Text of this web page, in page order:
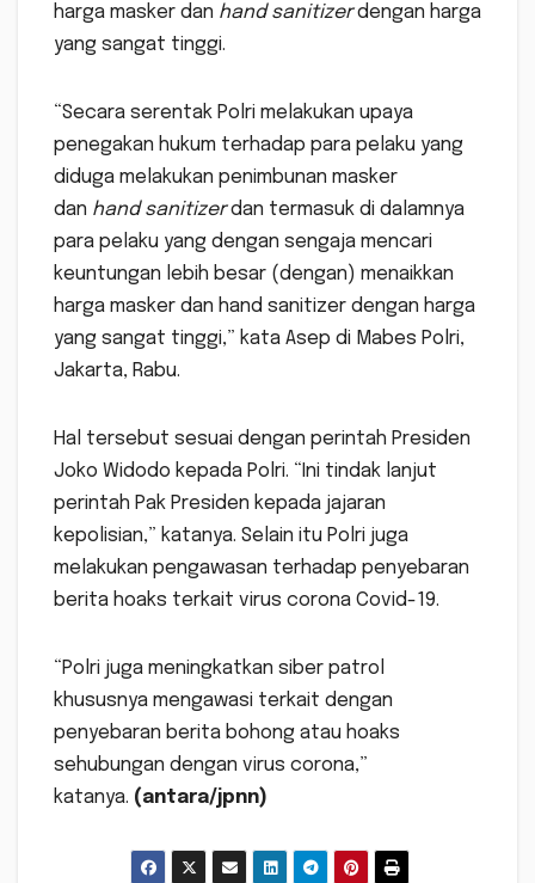
harga masker dan hand sanitizerdengan harga
yang sangat tinggi.
“Secara serentak Polri melakukan upaya
penegakan hukum terhadap para pelaku yang
diduga melakukan penimbunan masker
dan hand sanitizerdan termasuk di dalamnya
para pelaku yang dengan sengaja mencari
keuntungan lebih besar (dengan) menaikkan
harga masker dan hand sanitizer dengan harga
yang sangat tinggi,” kata Asep di Mabes Polri,
Jakarta, Rabu.
Hal tersebut sesuai dengan perintah Presiden
Joko Widodo kepada Polri. “Ini tindak lanjut
perintah Pak Presiden kepada jajaran
kepolisian,” katanya. Selain itu Polri juga
melakukan pengawasan terhadap penyebaran
berita hoaks terkait virus corona Covid-19.
“Polri juga meningkatkan siber patrol
khususnya mengawasi terkait dengan
penyebaran berita bohong atau hoaks
sehubungan dengan virus corona,”
katanya. (antara/jpnn)